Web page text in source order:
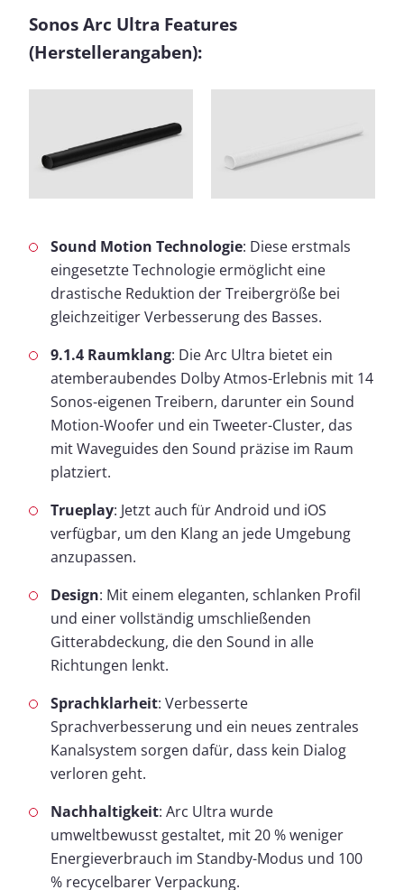
Sonos Arc Ultra Features
(Herstellerangaben):
Sound Motion Technologie: Diese erstmals
eingesetzte Technologie ermöglicht eine
drastische Reduktion der Treibergröße bei
gleichzeitiger Verbesserung des Basses.
9.1.4 Raumklang: Die Arc Ultra bietet ein
atemberaubendes Dolby Atmos-Erlebnis mit 14
Sonos-eigenen Treibern, darunter ein Sound
Motion-Woofer und ein Tweeter-Cluster, das
mit Waveguides den Sound präzise im Raum
platziert.
Trueplay: Jetzt auch für Android und iOS
verfügbar, um den Klang an jede Umgebung
anzupassen.
Design: Mit einem eleganten, schlanken Profil
und einer vollständig umschließenden
Gitterabdeckung, die den Sound in alle
Richtungen lenkt.
Sprachklarheit: Verbesserte
Sprachverbesserung und ein neues zentrales
Kanalsystem sorgen dafür, dass kein Dialog
verloren geht.
Nachhaltigkeit: Arc Ultra wurde
umweltbewusst gestaltet, mit 20 % weniger
Energieverbrauch im Standby-Modus und 100
% recycelbarer Verpackung.